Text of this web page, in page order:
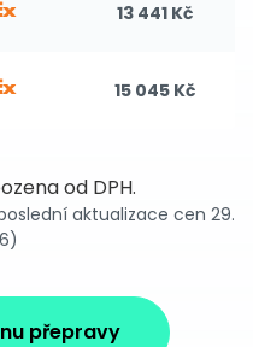
13 441 Kč
15 045 Kč
od DPH.
aktualizace cen 29.
přepravy